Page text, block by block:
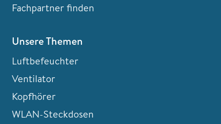
Fachpartner finden
Unsere Themen
Luftbefeuchter
Ventilator
Kopfhörer
WLAN-Steckdosen